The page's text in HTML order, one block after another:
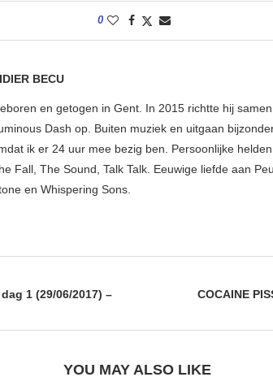
0
BECU
en getogen in Gent. In 2015 richtte hij
Dash op. Buiten muziek en uitgaan
ik er 24 uur mee bezig ben. Persoonlijke
Fall, The Sound, Talk Talk. Eeuwige liefde aan
en Whispering Sons.
dag 1 (29/06/2017) –
COCAINE
YOU MAY ALSO LIKE